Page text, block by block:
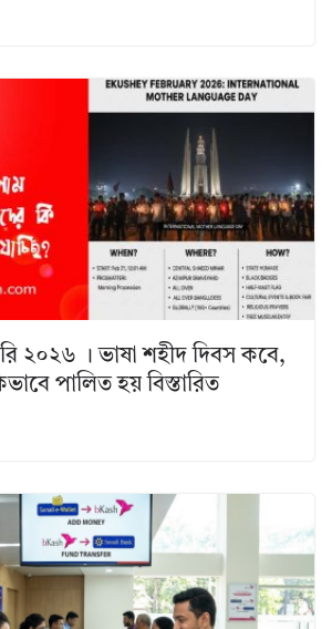
২০২৬ । ভাষা শহীদ দিবস কবে,
পালিত হয় বিস্তারিত